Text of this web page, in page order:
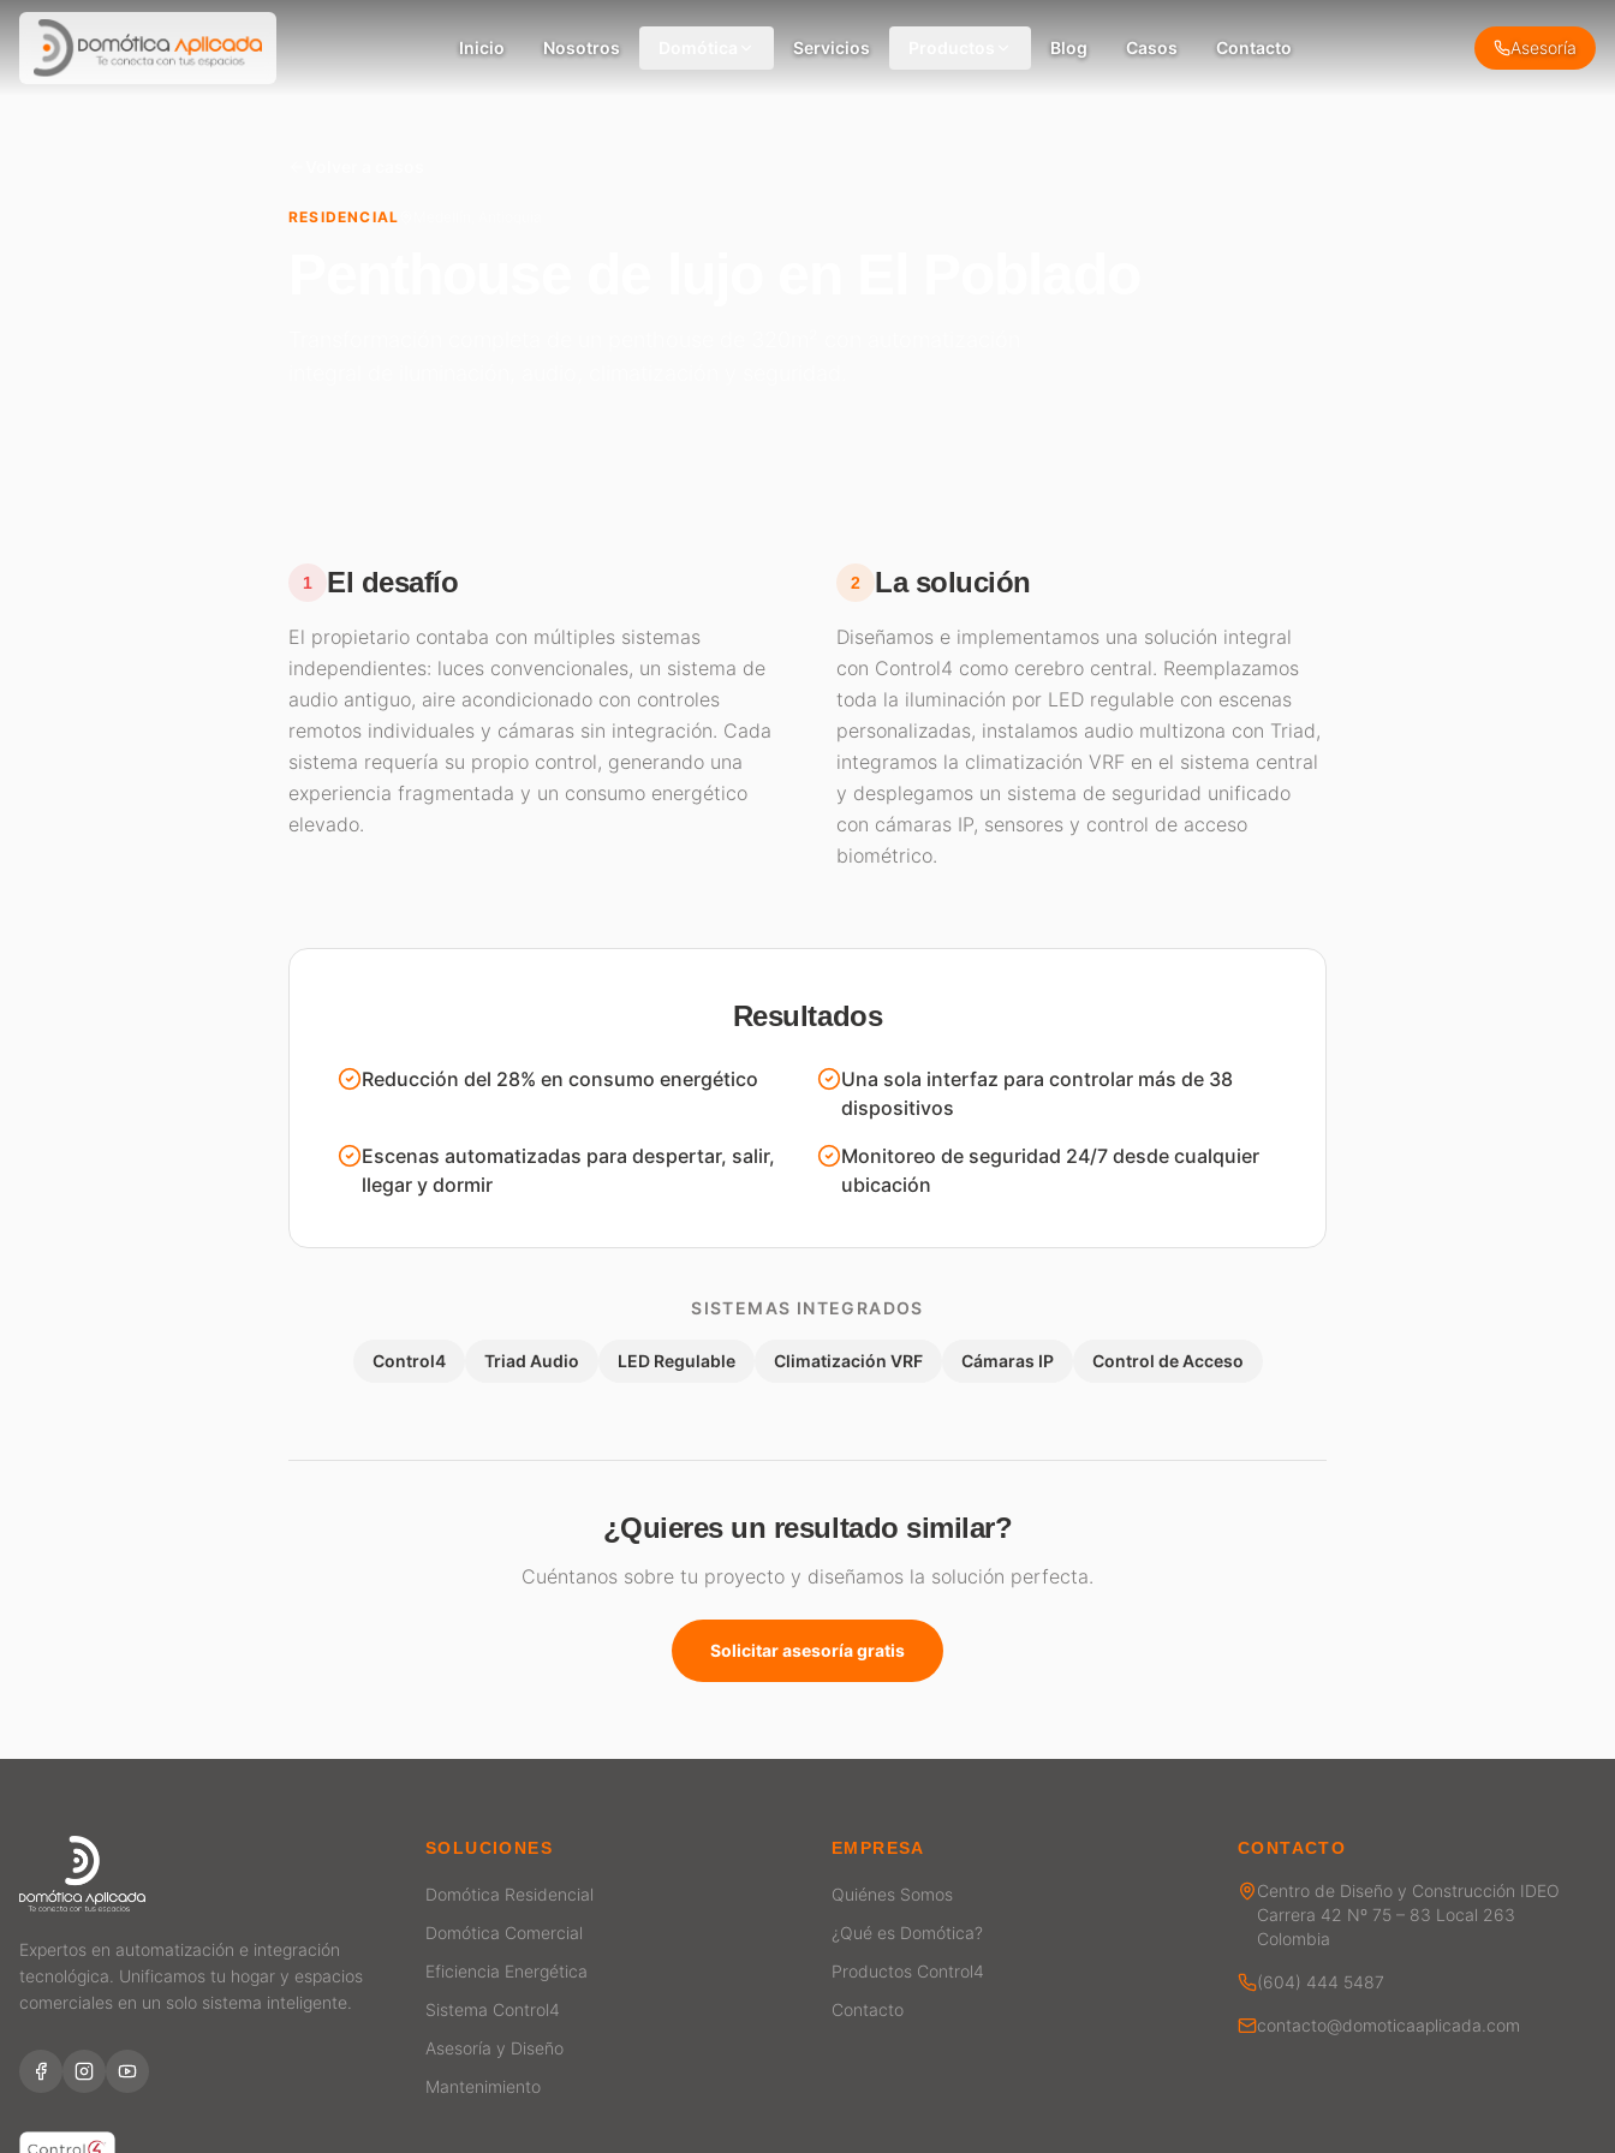
Inicio Nosotros Servicios Blog Casos Contacto Asesoría
RESIDENCIAL
1 El desafío
El propietario contaba con múltiples sistemas
independientes: luces convencionales, un sistema de
audio antiguo, aire acondicionado con controles
remotos individuales y cámaras sin integración. Cada
sistema requería su propio control, generando una
experiencia fragmentada y un consumo energético
elevado.
2 La solución
Diseñamos e implementamos una solución integral
con Control4 como cerebro central. Reemplazamos
toda la iluminación por LED regulable con escenas
personalizadas, instalamos audio multizona con Triad,
integramos la climatización VRF en el sistema central
y desplegamos un sistema de seguridad unificado
con cámaras IP, sensores y control de acceso
biométrico.
Resultados
Reducción del 28% en consumo energético
Una sola interfaz para controlar más de 38
dispositivos
Escenas automatizadas para despertar, salir,
llegar y dormir
Monitoreo de seguridad 24/7 desde cualquier
ubicación
SISTEMAS INTEGRADOS
Control4 Triad Audio LED Regulable Climatización VRF Cámaras IP Control de Acceso
¿Quieres un resultado similar?
Cuéntanos sobre tu proyecto y diseñamos la solución perfecta.
Solicitar asesoría gratis
Expertos en automatización e integración
tecnológica. Unificamos tu hogar y espacios
comerciales en un solo sistema inteligente.
SOLUCIONES
Domótica Residencial
Domótica Comercial
Eficiencia Energética
Sistema Control4
Asesoría y Diseño
Mantenimiento
EMPRESA
Quiénes Somos
¿Qué es Domótica?
Productos Control4
Contacto
CONTACTO
Centro de Diseño y Construcción IDEO
Carrera 42 Nº 75 – 83 Local 263
Colombia
(604) 444 5487
contacto@domoticaaplicada.com